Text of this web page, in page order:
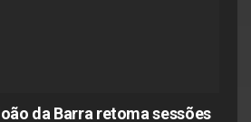
da Barra retoma sessões